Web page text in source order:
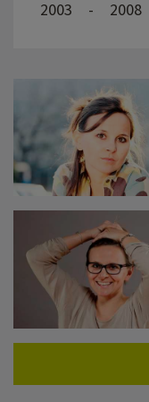
2003
- 2008